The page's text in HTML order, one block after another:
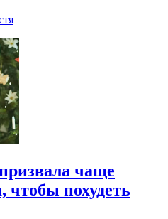
чаще
чтобы похудеть